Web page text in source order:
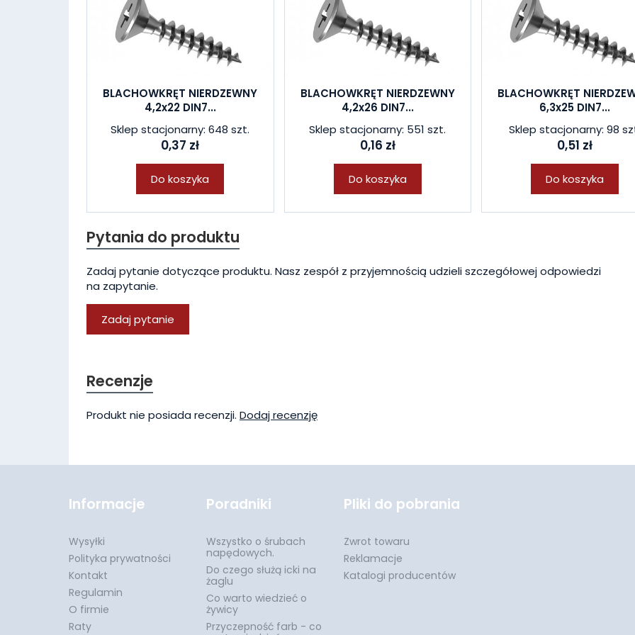
BLACHOWKRĘT NIERDZEWNY
4,2x22 DIN7...
Sklep stacjonarny: 648 szt.
0,37 zł
Do koszyka
BLACHOWKRĘT NIERDZEWNY
4,2x26 DIN7...
Sklep stacjonarny: 551 szt.
0,16 zł
Do koszyka
BLACHOWKRĘT
6,3x25 DIN7...
Sklep stacjonarny: 98
0,51 zł
Do koszyka
Pytania do produktu
Zadaj pytanie dotyczące produktu. Nasz zespół z przyjemnością udzieli szczegółowej odpowiedzi
na zapytanie.
Zadaj pytanie
Recenzje
Produkt nie posiada recenzji. Dodaj recenzję
Informacje
Wysyłki
Polityka prywatności
Kontakt
Regulamin
O firmie
Raty
Poradniki
Wszystko o śrubach
napędowych.
Do czego służą icki na
żaglu
Co warto wiedzieć o
żywicy
Przyczepność farb - co
Pliki do pobrania
Zwrot towaru
Reklamacje
Katalogi producentów